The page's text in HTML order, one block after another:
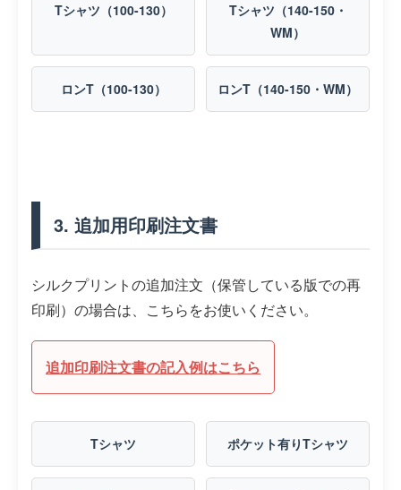
Tシャツ（100-130）
Tシャツ（140-150・
WM）
ロンT（100-130） ロンT（140-150・WM）
3. 追加用印刷注文書
シルクプリントの追加注文（保管している版での再
印刷）の場合は、こちらをお使いください。
追加印刷注文書の記入例はこちら
Tシャツ ポケット有りTシャツ